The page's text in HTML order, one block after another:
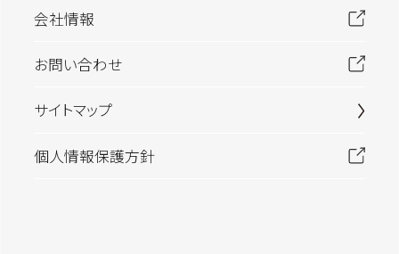
会社情報
お問い合わせ
サイトマップ
個人情報保護方針